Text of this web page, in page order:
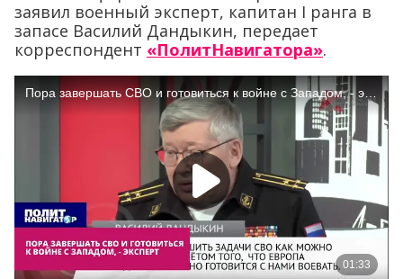
заявил военный эксперт, капитан I ранга в
запасе Василий Дандыкин, передает
корреспондент «ПолитНавигатора».